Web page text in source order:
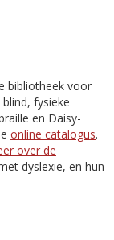
bibliotheek voor
fysieke
en Daisy-
online catalogus.
over de
dyslexie, en hun